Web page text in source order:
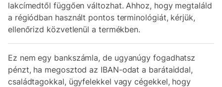
lakcímedtől függően változhat. Ahhoz, hogy megtaláld
a régiódban használt pontos terminológiát, kérjük,
ellenőrizd közvetlenül a termékben.
Ez nem egy bankszámla, de ugyanúgy fogadhatsz
pénzt, ha megosztod az IBAN-odat a barátaiddal,
családtagokkal, ügyfelekkel vagy cégekkel, hogy